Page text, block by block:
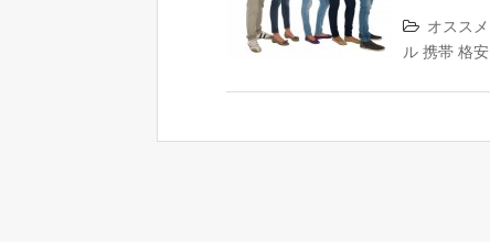
オススメ
ル 携帯 格安